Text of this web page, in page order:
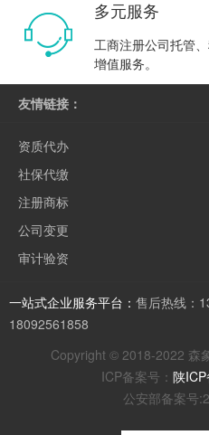
多元服务
工商注册公司托管
增值服务。
友情链接：
资质代办
社保代缴
注册商标
公司变更
审计验资
一站式企业服务平台： 售后热线
18092561858
Copyright © 2018-2022 森
ICP备案号： 陕
公安部备案号